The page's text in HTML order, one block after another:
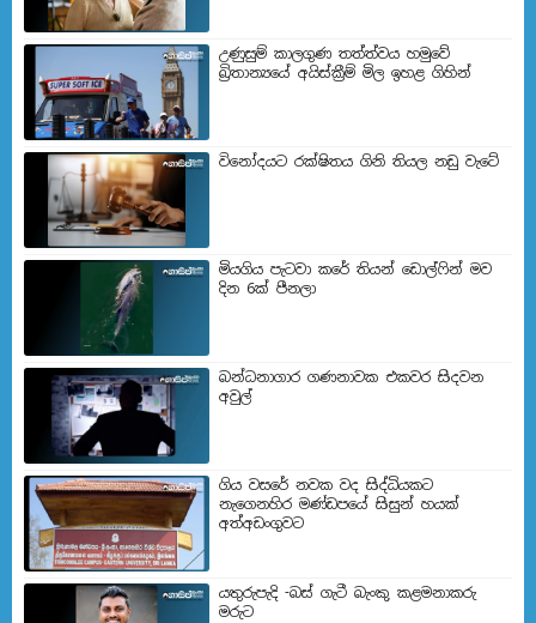
උණුසුම් කාලගුණ තත්ත්වය හමුවේ
බ්‍රිතාන්‍යයේ අයිස්ක්‍රීම් මිල ඉහළ ගිහින්
විනෝදයට රක්ෂිතය ගිනි තියල නඩු වැටේ
මියගිය පැටවා කරේ තියන් ඩොල්ෆින් මව
දින 6ක් පීනලා
බන්ධනාගාර ගණනාවක එකවර සිදවන
අවුල්
ගිය වසරේ නවක වද සිද්ධියකට
නැගෙනහිර මණ්ඩපයේ සිසුන් හයක්
අත්අඩංගුවට
යතුරුපැදි -බස් ගැටී බැංකු කළමනාකරු
මරුට